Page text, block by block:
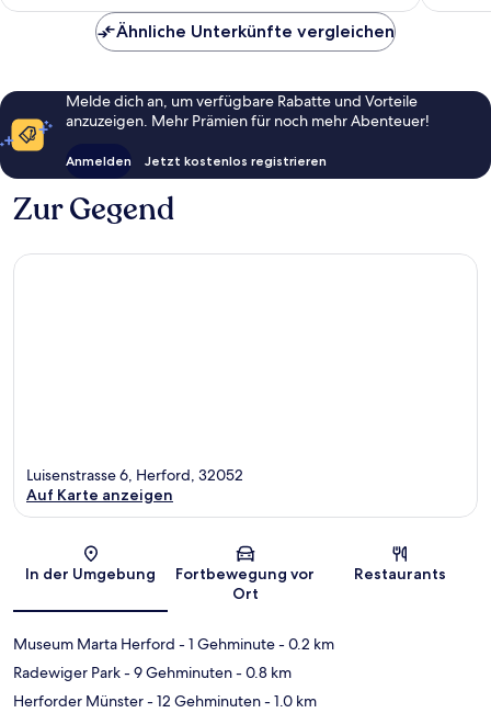
Ähnliche Unterkünfte vergleichen
Melde dich an, um verfügbare Rabatte und Vorteile
anzuzeigen. Mehr Prämien für noch mehr Abenteuer!
Anmelden Jetzt kostenlos registrieren
Zur Gegend
Karte
Luisenstrasse 6, Herford, 32052
Auf Karte anzeigen
In der Umgebung
Fortbewegung vor
Ort
Restaurants
Museum Marta Herford - 1 Gehminute- 0.2 km
Radewiger Park- 9 Gehminuten- 0.8 km
Herforder Münster- 12 Gehminuten- 1.0 km